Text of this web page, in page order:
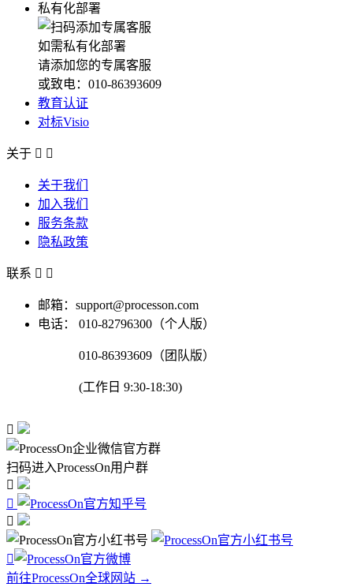
私有化部署
如需私有化部署
请添加您的专属客服
或致电：010-86393609
教育认证
对标Visio
关于  
关于我们
加入我们
服务条款
隐私政策
联系  
邮箱：support@processon.com
电话：
010-82796300（个人版）
010-86393609（团队版）
(工作日 9:30-18:30)

扫码进入ProcessOn用户群




前往ProcessOn全球网站 →